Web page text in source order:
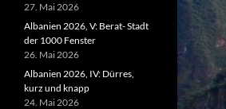
27. Mai 2026
Albanien 2026, V: Berat- Stadt
der 1000 Fenster
26. Mai 2026
Albanien 2026, IV: Dürres,
kurz und knapp
24. Mai 2026